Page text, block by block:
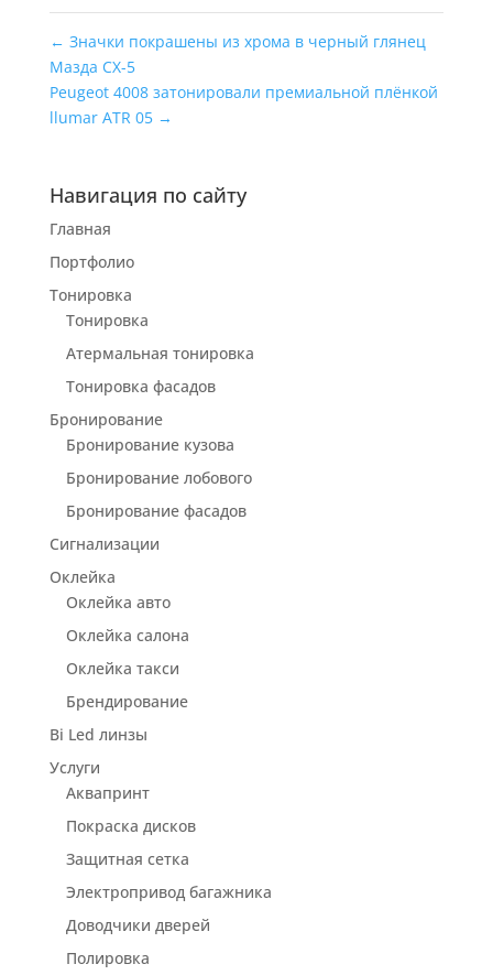
← Значки покрашены из хрома в черный глянец
Мазда СХ-5
Peugeot 4008 затонировали премиальной плёнкой
llumar ATR 05 →
Навигация по сайту
Главная
Портфолио
Тонировка
Тонировка
Атермальная тонировка
Тонировка фасадов
Бронирование
Бронирование кузова
Бронирование лобового
Бронирование фасадов
Сигнализации
Оклейка
Оклейка авто
Оклейка салона
Оклейка такси
Брендирование
Bi Led линзы
Услуги
Аквапринт
Покраска дисков
Защитная сетка
Электропривод багажника
Доводчики дверей
Полировка